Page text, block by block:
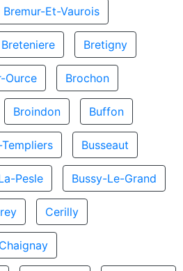
Bremur-Et-Vaurois
Breteniere Bretigny
Ource Brochon
Broindon Buffon
Busseaut
Pesle Bussy-Le-Grand
Cerilly
Chaignay